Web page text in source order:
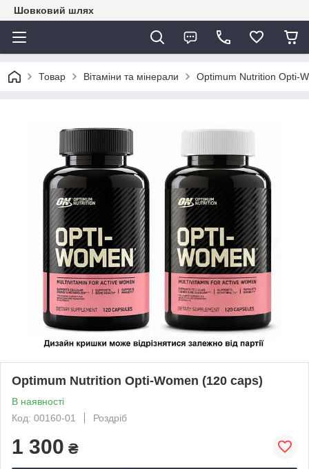
Шовковий шлях
Товар Вітаміни та мінерали Optimum Nutrition Opti-
Optimum Nutrition Opti-Women (120 caps)
В наявності
Код: 00160-01
Роздріб
1 300 ₴